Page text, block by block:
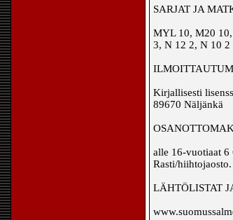
SARJAT JA
MYL 10, M20
3, N 12 2, N 10 2
Kirjallisesti
89670 Näljänkä
alle 16-vuotiaat 6
Rasti/hiihtojaosto.
LÄHTÖLISTAT